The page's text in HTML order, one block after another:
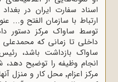
ارتباط با سازمان الفتح و...
توسط ساواک مرکز دستور
داخلی تا زمانی که
ساواک بازداشت باشد،
انجام وظیفه را توضیح
مرکز اعزام٬ محل کار و